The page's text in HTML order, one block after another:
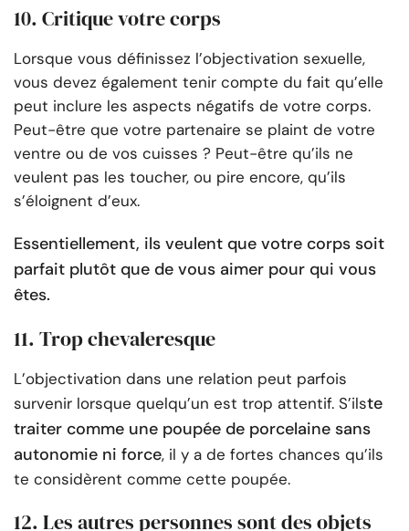
10. Critique votre corps
Lorsque vous définissez l’objectivation sexuelle,
vous devez également tenir compte du fait qu’elle
peut inclure les aspects négatifs de votre corps.
Peut-être que votre partenaire se plaint de votre
ventre ou de vos cuisses ? Peut-être qu’ils ne
veulent pas les toucher, ou pire encore, qu’ils
s’éloignent d’eux.
Essentiellement, ils veulent que votre corps soit
parfait plutôt que de vous aimer pour qui vous
êtes.
11. Trop chevaleresque
L’objectivation dans une relation peut parfois
survenir lorsque quelqu’un est trop attentif. S’ilste
traiter comme une poupée de porcelaine sans
autonomie ni force, il y a de fortes chances qu’ils
te considèrent comme cette poupée.
12. Les autres personnes sont des objets